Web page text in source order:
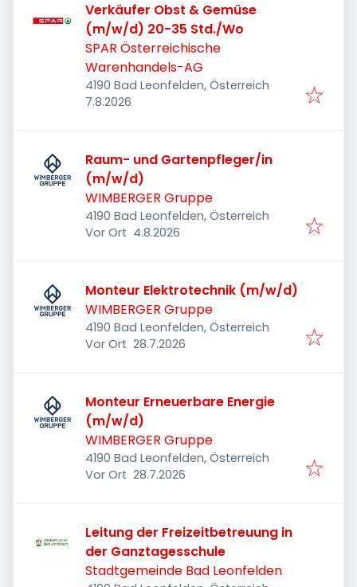
Verkäufer Obst & Gemüse
(m/w/d) 20-35 Std./Wo
SPAR Österreichische
Warenhandels-AG
4190 Bad Leonfelden, Österreich
Veröffentlicht
7.8.2026
Raum- und Gartenpfleger/in
(m/w/d)
WIMBERGER Gruppe
4190 Bad Leonfelden, Österreich
Vor Ort Veröffentlicht
4.8.2026
Monteur Elektrotechnik (m/w/d)
WIMBERGER Gruppe
4190 Bad Leonfelden, Österreich
Vor Ort Veröffentlicht
28.7.2026
Monteur Erneuerbare Energie
(m/w/d)
WIMBERGER Gruppe
4190 Bad Leonfelden, Österreich
Vor Ort Veröffentlicht
28.7.2026
Leitung der Freizeitbetreuung in
der Ganztagesschule
Stadtgemeinde Bad Leonfelden